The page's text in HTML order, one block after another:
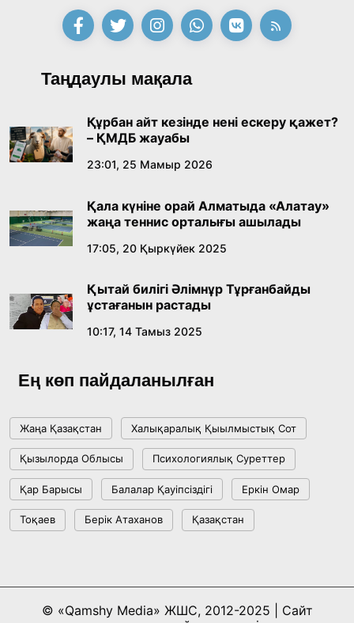
18:39, 23 Шілде 2026
Қонаев қаласының әкімі «Славян базары»
байқауының жеңімпазы Ақерке Амалятты
16:27, 23 Шілде 2026
Қазақ тіліндегі «құт» концептісінің
09:21, 21 Шілде 2026
Абайдың адам тәрбиесі туралы
18:59, 20 Шілде 2026
ме, әлде бәсекелесі ме?
Ұлттық архивтің ашылғанына 20 жыл: негізгі
жетістіктері мен даму бағыты
17:09, 20 Шілде 2026
18:22, 17 Шілде 2026
Таңдаулы мақала
Құрбан айт кезінде нені ескеру қажет?
– ҚМДБ жауабы
23:01, 25 Мамыр 2026
Қала күніне орай Алматыда «Алатау»
жаңа теннис орталығы ашылады
17:05, 20 Қыркүйек 2025
Қытай билігі Әлімнұр Тұрғанбайды
ұстағанын растады
10:17, 14 Тамыз 2025
Ең көп пайдаланылған
Жаңа Қазақстан Халықаралық Қыылмыстық Сот
Қызылорда Облысы Психологиялық Суреттер
Қар Барысы Балалар Қауіпсіздігі Еркін Омар
Тоқаев Берік Атаханов Қазақстан
© «Qamshy Media» ЖШС, 2012-2025 | Сайт